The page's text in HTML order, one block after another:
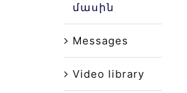
մասին
Messages
Video library